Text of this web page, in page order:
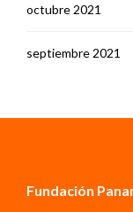
octubre 2021
septiembre 2021
Fundación